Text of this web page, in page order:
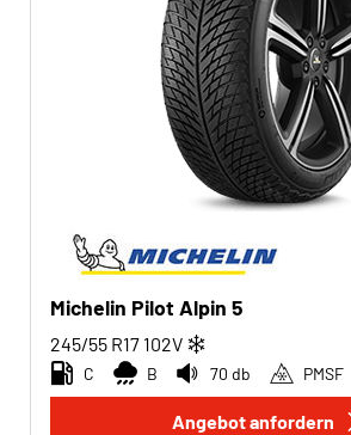
Michelin Pilot Alpin 5
245/55 R17 102V
C B 70 db PMSF
Angebot anfordern